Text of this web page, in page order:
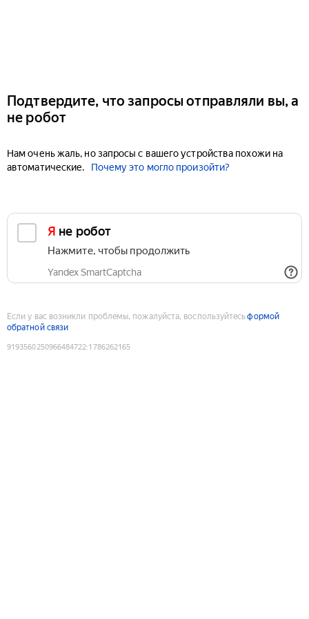
Подтвердите, что запросы отправляли вы, а
не робот
Нам очень жаль, но запросы с вашего устройства похожи на
автоматические.
Почему это могло произойти?
Я не робот
Нажмите, чтобы продолжить
Yandex SmartCaptcha
Если у вас возникли проблемы, пожалуйста, воспользуйтесьформой
обратной связи
9193560250966484722:1786262165